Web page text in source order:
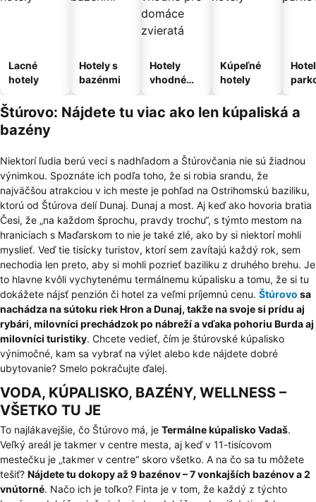
Lacné
hotely
Hotely s
bazénmi
Hotely
vhodné
domáce
zvieratá
Kúpeľné
hotely
Štúrovo: Nájdete tu viac ako len kúpaliská a
bazény
Niektorí ľudia berú veci s nadhľadom a Štúrovčania nie sú žiadnou
výnimkou. Spoznáte ich podľa toho, že si robia srandu, že
najväčšou atrakciou v ich meste je pohľad na Ostrihomskú baziliku,
ktorú od Štúrova delí Dunaj. Dunaj a most. Aj keď ako hovoria bratia
Česi, že „na každom šprochu, pravdy trochu“, s týmto mestom na
hraniciach s Maďarskom to nie je také zlé, ako by si niektorí mohli
myslieť. Veď tie tisícky turistov, ktorí sem zavítajú každý rok, sem
nechodia len preto, aby si mohli pozrieť baziliku z druhého brehu. Je
to hlavne kvôli vychytenému termálnemu kúpalisku a tomu, že si tu
dokážete nájsť penzión či hotel za veľmi príjemnú cenu. Štúrovo sa
nachádza na sútoku riek Hron a Dunaj, takže na svoje si prídu aj
rybári, milovníci prechádzok po nábreží a vďaka pohoriu Burda aj
milovníci turistiky. Chcete vedieť, čím je štúrovské kúpalisko
výnimočné, kam sa vybrať na výlet alebo kde nájdete dobré
ubytovanie? Smelo pokračujte ďalej.
VODA, KÚPALISKO, BAZÉNY, WELLNESS –
VŠETKO TU JE
To najlákavejšie, čo Štúrovo má, je Termálne kúpalisko Vadaš.
Veľký areál je takmer v centre mesta, aj keď v 11-tisícovom
mestečku je „takmer v centre“ skoro všetko. A na čo sa tu môžete
tešiť? Nájdete tu dokopy až 9 bazénov – 7 vonkajších bazénov a 2
vnútorné. Načo ich je toľko? Finta je v tom, že každý z týchto